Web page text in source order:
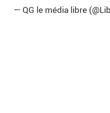
— QG le média libre